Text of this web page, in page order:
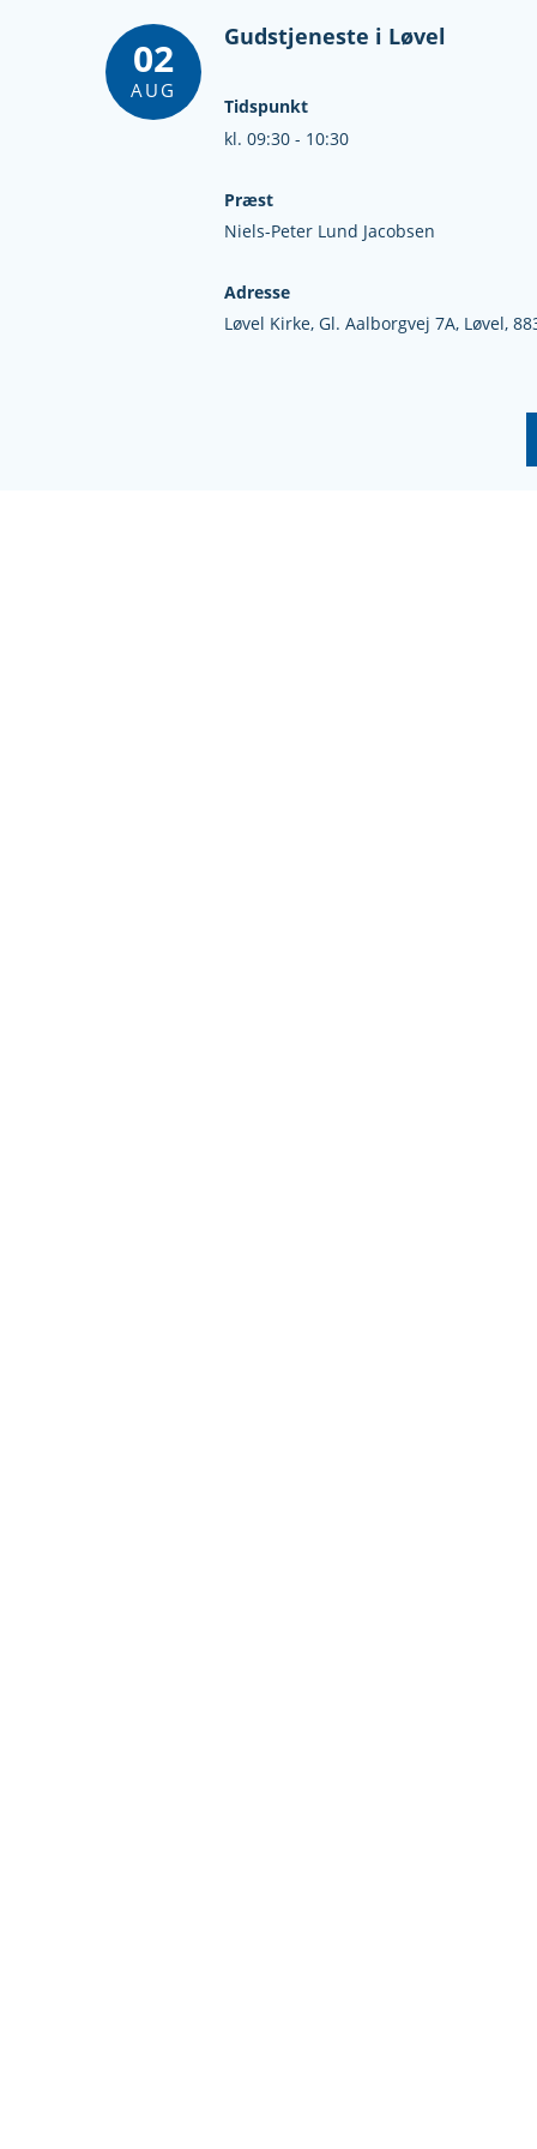
02
AUG
Gudstjeneste i Løvel
Tidspunkt
kl. 09:30 - 10:30
Præst
Niels-Peter Lund Jacobsen
Adresse
Løvel Kirke,Gl. Aalborgvej 7A, Løvel,